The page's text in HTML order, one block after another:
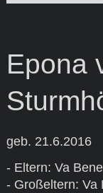
Epona
geb. 21.6.2016
- Eltern: Va
- Großeltern: Va